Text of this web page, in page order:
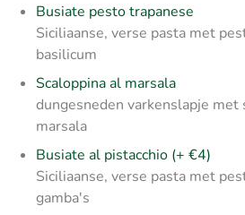
Busiate pesto trapanese
Siciliaanse, verse pasta met
basilicum
Scaloppina al marsala
dungesneden varkenslapje met
marsala
Busiate al pistacchio (+ €4)
Siciliaanse, verse pasta met
gamba's